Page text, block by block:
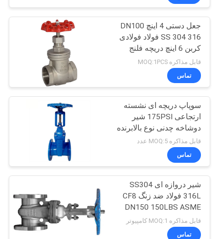
جعل دستی 4 اینچ DN100
SS 304 316 فولاد فولادی
کربن 6 اینچ دریچه فلنج
قابل مذاکره MOQ:1PCS
تماس
سوپاپ دریچه ای نشسته
ارتجاعی 175PSI شیر
دوشاخه چدنی نوع بالابرنده
حرکت چرخشی یک چهارم
چرخشی انتهای فلنجی
قابل مذاکره MOQ:5 عدد
تماس
شیر دروازه ای SS304
316L فولاد ضد زنگ CF8
DN150 150LBS ASME
B16.1 CL125 دریچه
دروازه ای
قابل مذاکره MOQ:1 کامپیوتر
تماس